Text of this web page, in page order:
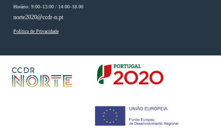
Horário: 9:00–13:00 / 14:00–18.00
norte2020@ccdr-n.pt
Política de Privacidade